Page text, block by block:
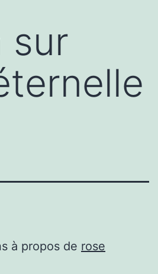
sur
à propos de rose